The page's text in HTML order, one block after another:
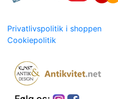
Privatlivspolitik i shoppen
Cookiepolitik